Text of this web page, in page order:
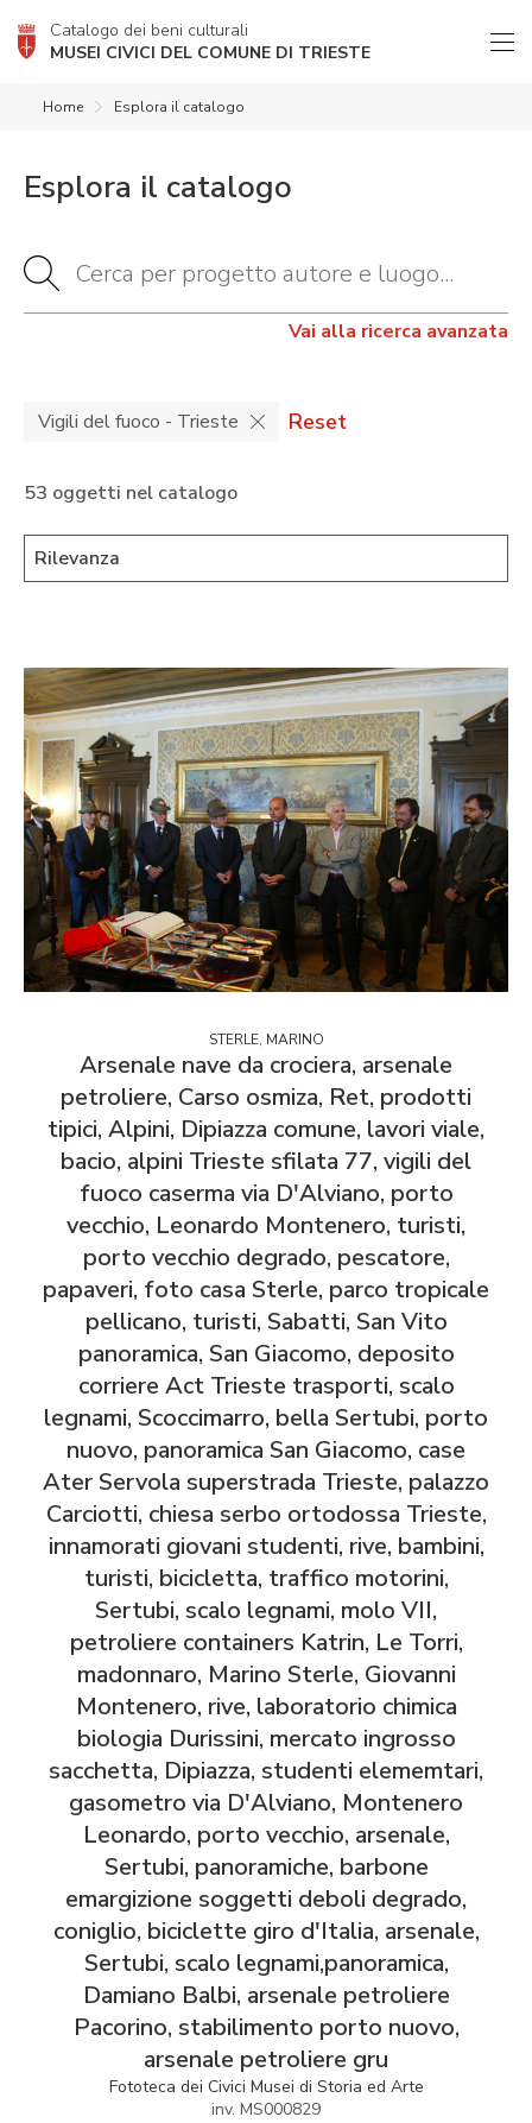
Catalogo dei beni culturali
MUSEI CIVICI DEL COMUNE DI TRIESTE
Home Esplora il catalogo
Esplora il catalogo
Vai alla ricerca avanzata
Vigili del fuoco - Trieste Reset
53 oggetti nel catalogo
STERLE, MARINO
Arsenale nave da crociera, arsenale
petroliere, Carso osmiza, Ret, prodotti
tipici, Alpini, Dipiazza comune, lavori viale,
bacio, alpini Trieste sfilata 77, vigili del
fuoco caserma via D'Alviano, porto
vecchio, Leonardo Montenero, turisti,
porto vecchio degrado, pescatore,
papaveri, foto casa Sterle, parco tropicale
pellicano, turisti, Sabatti, San Vito
panoramica, San Giacomo, deposito
corriere Act Trieste trasporti, scalo
legnami, Scoccimarro, bella Sertubi, porto
nuovo, panoramica San Giacomo, case
Ater Servola superstrada Trieste, palazzo
Carciotti, chiesa serbo ortodossa Trieste,
innamorati giovani studenti, rive, bambini,
turisti, bicicletta, traffico motorini,
Sertubi, scalo legnami, molo VII,
petroliere containers Katrin, Le Torri,
madonnaro, Marino Sterle, Giovanni
Montenero, rive, laboratorio chimica
biologia Durissini, mercato ingrosso
sacchetta, Dipiazza, studenti elememtari,
gasometro via D'Alviano, Montenero
Leonardo, porto vecchio, arsenale,
Sertubi, panoramiche, barbone
emargizione soggetti deboli degrado,
coniglio, biciclette giro d'Italia, arsenale,
Sertubi, scalo legnami,panoramica,
Damiano Balbi, arsenale petroliere
Pacorino, stabilimento porto nuovo,
arsenale petroliere gru
Fototeca dei Civici Musei di Storia ed Arte
inv. MS000829